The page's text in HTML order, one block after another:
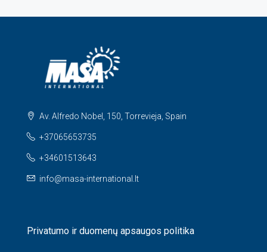
Av. Alfredo Nobel, 150, Torrevieja, Spain
+37065653735
+34601513643
info@masa-international.lt
Privatumo ir duomenų apsaugos politika